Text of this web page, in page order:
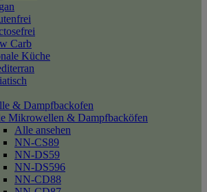
Carb
Küche
& Dampfbackofen
Mikrowellen & Dampfbacköfen
Alle ansehen
NN-CS89
NN-DS59
NN-DS596
NN-CD88